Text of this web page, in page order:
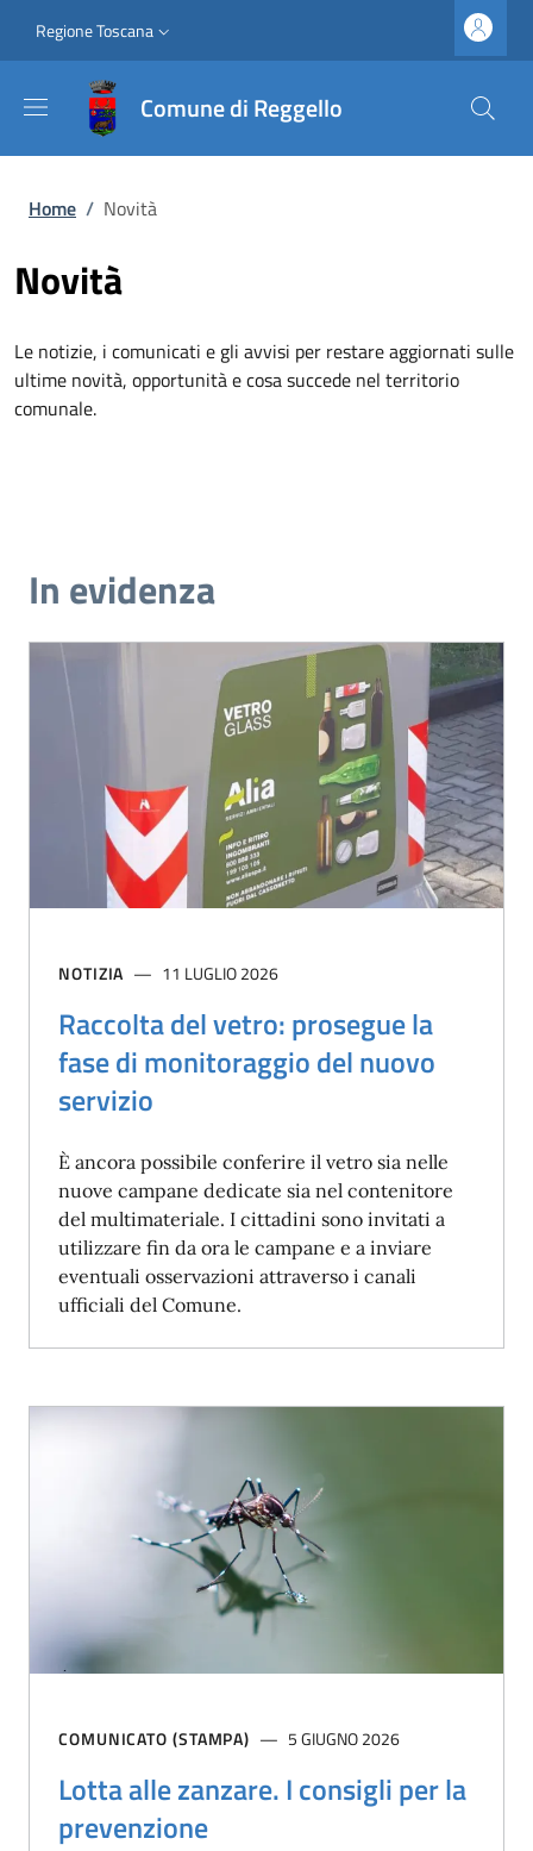
Slim top
Regione Toscana
Comune di Reggello
Briciole di pane
Home / Novità
Novità
Le notizie, i comunicati e gli avvisi per restare aggiornati sulle
ultime novità, opportunità e cosa succede nel territorio
comunale.
In evidenza
NOTIZIA 11 LUGLIO 2026
Raccolta del vetro: prosegue la
fase di monitoraggio del nuovo
servizio
È ancora possibile conferire il vetro sia nelle
nuove campane dedicate sia nel contenitore
del multimateriale. I cittadini sono invitati a
utilizzare fin da ora le campane e a inviare
eventuali osservazioni attraverso i canali
ufficiali del Comune.
COMUNICATO (STAMPA) 5 GIUGNO 2026
Lotta alle zanzare. I consigli per la
prevenzione